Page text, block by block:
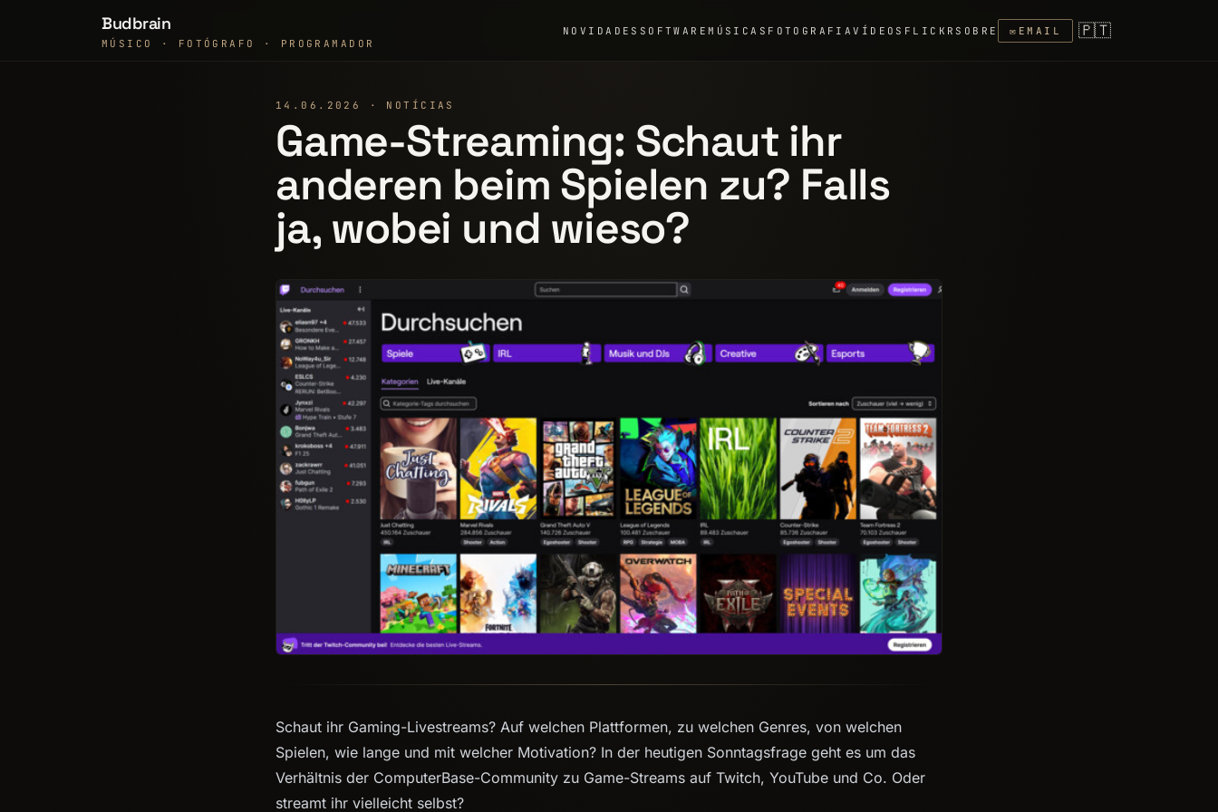
Budbrain
MÚSICO · FOTÓGRAFO · PROGRAMADOR
NOVIDADES SOFTWAREMÚSICAS FOTOGRAFIAVÍDEOS FLICKR SOBRE ✉ EMAIL 🇵🇹
14.06.2026 · NOTÍCIAS
Game-Streaming: Schaut ihr
anderen beim Spielen zu? Falls
ja, wobei und wieso?
Schaut ihr Gaming-Livestreams? Auf welchen Plattformen, zu welchen Genres, von welchen
Spielen, wie lange und mit welcher Motivation? In der heutigen Sonntagsfrage geht es um das
Verhältnis der ComputerBase-Community zu Game-Streams auf Twitch, YouTube und Co. Oder
streamt ihr vielleicht selbst?